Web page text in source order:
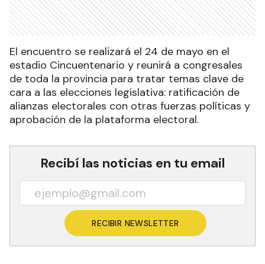
El encuentro se realizará el 24 de mayo en el
estadio Cincuentenario y reunirá a congresales
de toda la provincia para tratar temas clave de
cara a las elecciones legislativa: ratificación de
alianzas electorales con otras fuerzas políticas y
aprobación de la plataforma electoral.
Recibí las noticias en tu email
RECIBIR NEWSLETTER